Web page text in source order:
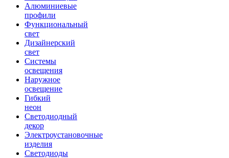
Алюминиевые
профили
Функциональный
свет
Дизайнерский
свет
Системы
освещения
Наружное
освещение
Гибкий
неон
Светодиодный
декор
Электроустановочные
изделия
Светодиоды